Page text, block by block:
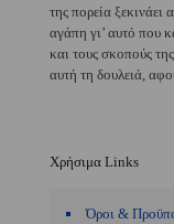
της πορεία
αγάπη γι’ αυτό που
και τους σκοπούς
αυτή τη δουλειά,
Χρήσιμα Links
Όροι &